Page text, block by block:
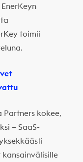
toimii
Partners kokee,
– SaaS-